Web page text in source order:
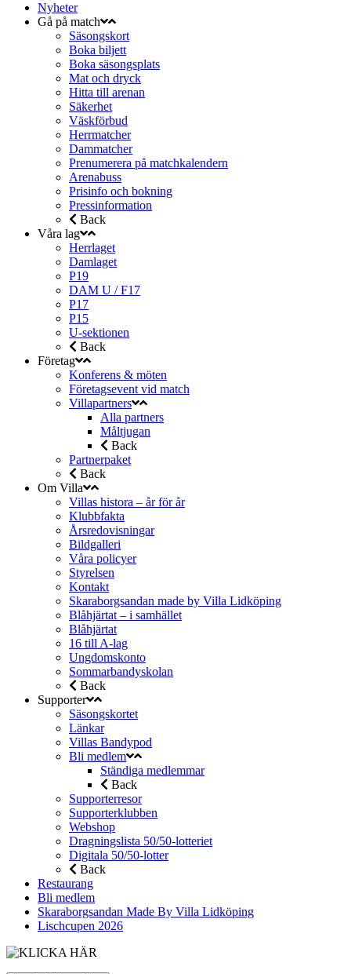
Nyheter
Gå på match
Säsongskort
Boka biljett
Boka säsongsplats
Mat och dryck
Hitta till arenan
Säkerhet
Väskförbud
Herrmatcher
Dammatcher
Prenumerera på matchkalendern
Arenabuss
Prisinfo och bokning
Pressinformation
Back
Våra lag
Herrlaget
Damlaget
P19
DAM U / F17
P17
P15
U-sektionen
Back
Företag
Konferens & möten
Företagsevent vid match
Villapartners
Alla partners
Måltjugan
Back
Partnerpaket
Back
Om Villa
Villas histora – år för år
Klubbfakta
Årsredovisningar
Bildgalleri
Våra policyer
Styrelsen
Kontakt
Skaraborgsandan made by Villa Lidköping
Blåhjärtat – i samhället
Blåhjärtat
16 till A-lag
Ungdomskonto
Sommarbandyskolan
Back
Supporter
Säsongskortet
Länkar
Villas Bandypod
Bli medlem
Ständiga medlemmar
Back
Supporterresor
Supporterklubben
Webshop
Dragningslista 50/50-lotteriet
Digitala 50/50-lotter
Back
Restaurang
Bli medlem
Skaraborgsandan Made By Villa Lidköping
Lischcupen 2026